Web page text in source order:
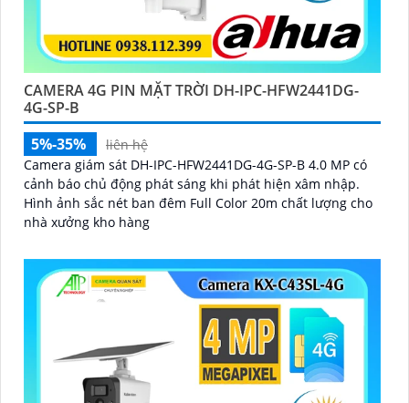
CAMERA 4G PIN MẶT TRỜI DH-IPC-HFW2441DG-
4G-SP-B
5%-35%
liên hệ
Camera giám sát DH-IPC-HFW2441DG-4G-SP-B 4.0 MP có
cảnh báo chủ động phát sáng khi phát hiện xâm nhập.
Hình ảnh sắc nét ban đêm Full Color 20m chất lượng cho
nhà xưởng kho hàng